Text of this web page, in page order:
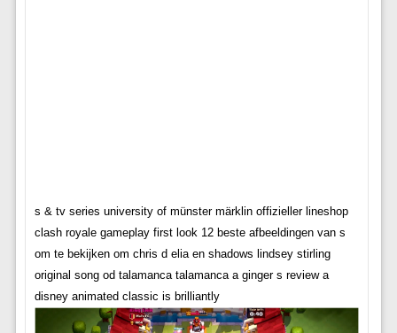
s & tv series university of münster märklin offizieller lineshop
clash royale gameplay first look 12 beste afbeeldingen van s
om te bekijken om chris d elia en shadows lindsey stirling
original song od talamanca talamanca a ginger s review a
disney animated classic is brilliantly